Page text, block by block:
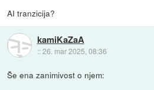
AI tranzicija?
kamiKaZaA
::26. mar 2025, 08:36
Še ena zanimivost o njem: